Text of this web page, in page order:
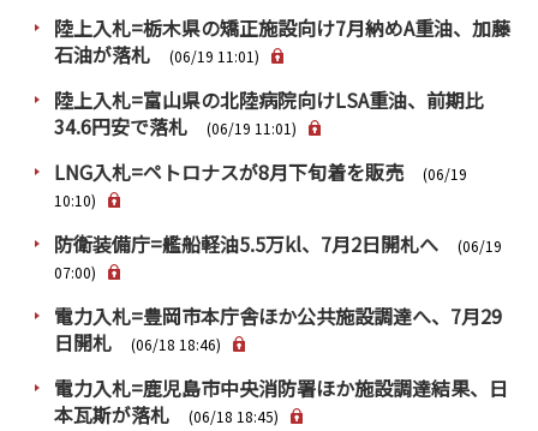
PRA原則
Q & A
お問い合わせ
サイトマップ
採用情報
English Website
Rim Energy Media(韓国語)
陸上入札=栃木県の矯正施設向け7月納めA重油、加藤
石油が落札
(06/19 11:01)
陸上入札=富山県の北陸病院向けLSA重油、前期比
34.6円安で落札
(06/19 11:01)
LNG入札=ペトロナスが8月下旬着を販売
(06/19
10:10)
防衛装備庁=艦船軽油5.5万kl、7月2日開札へ
(06/19
07:00)
電力入札=豊岡市本庁舎ほか公共施設調達へ、7月29
日開札
(06/18 18:46)
電力入札=鹿児島市中央消防署ほか施設調達結果、日
本瓦斯が落札
(06/18 18:45)